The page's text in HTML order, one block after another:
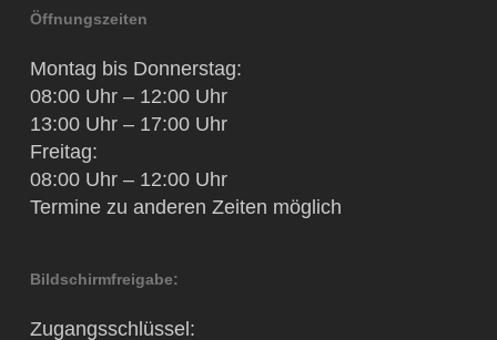
Öffnungszeiten
Montag bis Donnerstag:
08:00 Uhr – 12:00 Uhr
13:00 Uhr – 17:00 Uhr
Freitag:
08:00 Uhr – 12:00 Uhr
Termine zu anderen Zeiten möglich
Bildschirmfreigabe:
Zugangsschlüssel: